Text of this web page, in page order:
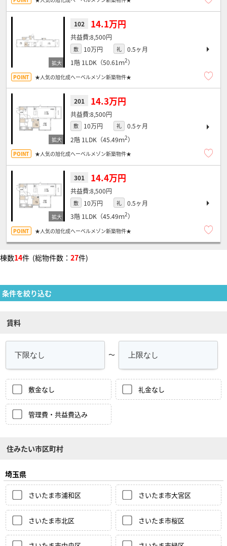
102 14.1万円
8,500円
敷 10万円 礼
0.5ヶ月
1階 1LDK（50.61ｍ2）
★人気の旭化成へーベルメゾン新築物件★
201 14.3万円
8,500円
敷 10万円 礼
0.5ヶ月
2階 1LDK（45.49ｍ2）
★人気の旭化成へーベルメゾン新築物件★
301 14.4万円
8,500円
敷 10万円 礼
0.5ヶ月
3階 1LDK（45.49ｍ2）
★人気の旭化成へーベルメゾン新築物件★
棟数14件 (総物件数： 27件)
条件を絞り込む
賃料
～
敷金なし 礼金なし
管理費・共益費込み
住みたい市区町村
埼玉県
さいたま市浦和区 さいたま市大宮区
さいたま市北区 さいたま市桜区